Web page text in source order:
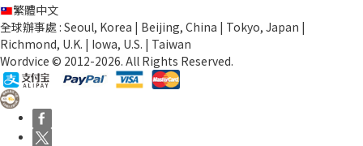
繁體中文
全球辦事處 : Seoul, Korea | Beijing, China | Tokyo, Japan |
Richmond, U.K. | Iowa, U.S. | Taiwan
Wordvice © 2012-2026. All Rights Reserved.